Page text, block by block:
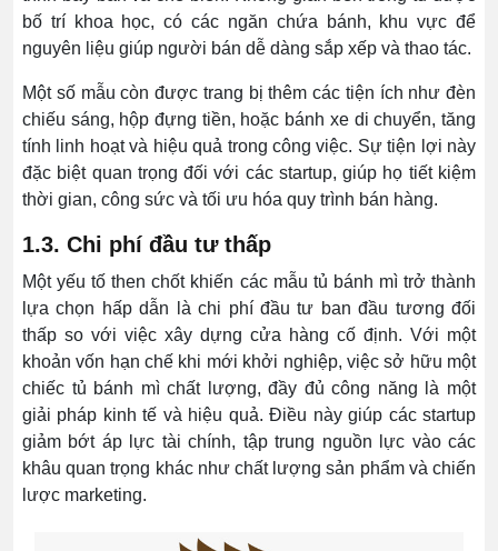
bố trí khoa học, có các ngăn chứa bánh, khu vực để
nguyên liệu giúp người bán dễ dàng sắp xếp và thao tác.
Một số mẫu còn được trang bị thêm các tiện ích như đèn
chiếu sáng, hộp đựng tiền, hoặc bánh xe di chuyển, tăng
tính linh hoạt và hiệu quả trong công việc. Sự tiện lợi này
đặc biệt quan trọng đối với các startup, giúp họ tiết kiệm
thời gian, công sức và tối ưu hóa quy trình bán hàng.
1.3. Chi phí đầu tư thấp
Một yếu tố then chốt khiến các mẫu tủ bánh mì trở thành
lựa chọn hấp dẫn là chi phí đầu tư ban đầu tương đối
thấp so với việc xây dựng cửa hàng cố định. Với một
khoản vốn hạn chế khi mới khởi nghiệp, việc sở hữu một
chiếc tủ bánh mì chất lượng, đầy đủ công năng là một
giải pháp kinh tế và hiệu quả. Điều này giúp các startup
giảm bớt áp lực tài chính, tập trung nguồn lực vào các
khâu quan trọng khác như chất lượng sản phẩm và chiến
lược marketing.